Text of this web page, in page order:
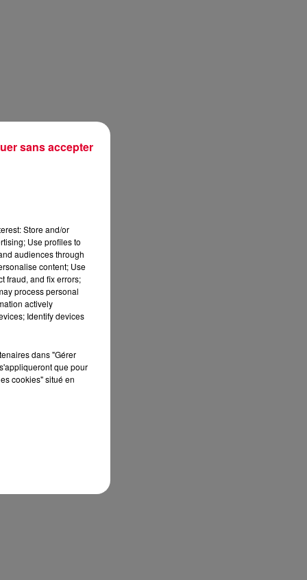
Store and/or
Use profiles to
audiences through
content; Use
fraud, and fix errors;
process personal
actively
Identify devices
dans "Gérer
que pour
cookies" situé en
sans accepter